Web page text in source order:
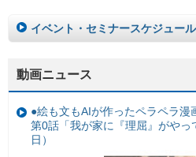
イベント・セミナースケジュール
動画ニュース
●絵も文もAIが作ったペラペラ漫
第0話「我が家に『理屈』がや
日）